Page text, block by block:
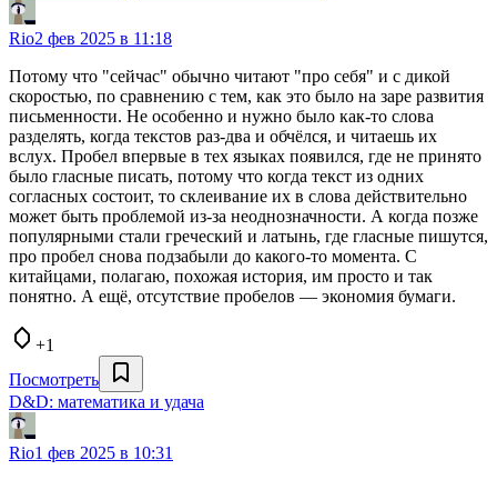
Rio2 фев 2025 в 11:18
Потому что "сейчас" обычно читают "про себя" и с дикой
скоростью, по сравнению с тем, как это было на заре развития
письменности. Не особенно и нужно было как-то слова
разделять, когда текстов раз-два и обчёлся, и читаешь их
вслух. Пробел впервые в тех языках появился, где не принято
было гласные писать, потому что когда текст из одних
согласных состоит, то склеивание их в слова действительно
может быть проблемой из-за неоднозначности. А когда позже
популярными стали греческий и латынь, где гласные пишутся,
про пробел снова подзабыли до какого-то момента. С
китайцами, полагаю, похожая история, им просто и так
понятно. А ещё, отсутствие пробелов — экономия бумаги.
+1
Посмотреть
D&D: математика и удача
Rio1 фев 2025 в 10:31